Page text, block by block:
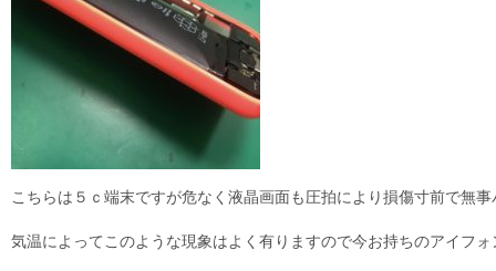
こちらは５ｃ端末ですが危なく液晶画面も圧拍により損傷寸前で無
気温によってこのような現象はよく有りますので今お持ちのアイフ